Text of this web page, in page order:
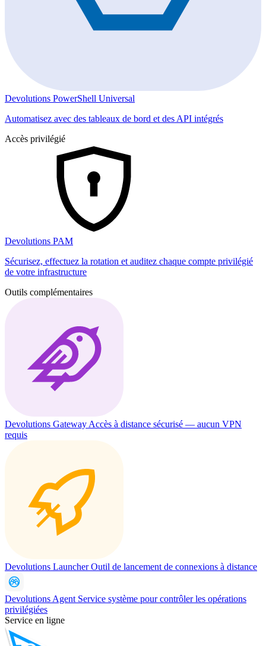
Devolutions PowerShell Universal
Automatisez avec des tableaux de bord et des API intégrés
Accès privilégié
Devolutions PAM
Sécurisez, effectuez la rotation et auditez chaque compte privilégié
de votre infrastructure
Outils complémentaires
Devolutions Gateway Accès à distance sécurisé — aucun VPN
requis
Devolutions Launcher Outil de lancement de connexions à distance
Devolutions Agent Service système pour contrôler les opérations
privilégiées
Service en ligne